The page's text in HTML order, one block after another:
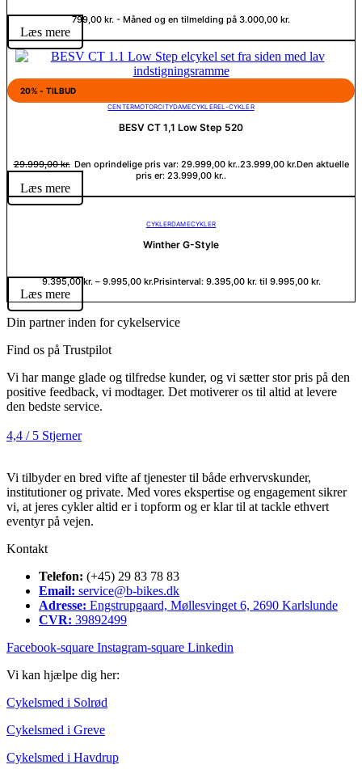
799,00 kr. - Måned og en tilmelding på 3.000,00 kr.
Læs mere
20% - TILBUD
CENTERMOTORCITYDAMECYKLEREL-CYKLER
BESV CT 1,1 Low Step 520
29.999,00kr. Den oprindelige pris var: 29.999,00 kr..23.999,00 kr.Den aktuelle
pris er: 23.999,00 kr..
Læs mere
CYKLERDAMECYKLER
Winther G-Style
9.395,00kr. – 9.995,00 kr.Prisinterval: 9.395,00 kr. til 9.995,00 kr.
Læs mere
Din partner inden for cykelservice
Find os på Trustpilot
Vi har mange glade og tilfredse kunder, og vi sætter stor pris på den
positive feedback, vi modtager. Det motiverer os til altid at levere
den bedste service.
4,4 / 5 Stjerner
Vi tilbyder en bred vifte af tjenester til både erhvervskunder,
institutioner og private. Med vores ekspertise og engagement sikrer
vi, at jeres cykler altid er i topform og er klar til at tackle ethvert
eventyr på vejen.
Kontakt
Telefon: (+45) 29 83 78 83
Email: service@b-bikes.dk
Adresse: Engstrupgaard, Møllesvinget 6, 2690 Karlslunde
CVR: 39892499
Facebook-square Instagram-square Linkedin
Vi kan hjælpe dig her:
Cykelsmed i Solrød
Cykelsmed i Greve
Cykelsmed i Havdrup